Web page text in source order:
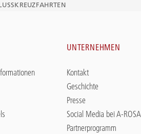
erreichen uns per Telefon:
+49 381 2026001
UNTERNEHMEN
Kontakt
Geschichte
Presse
Social Media bei A-ROSA
Partnerprogramm